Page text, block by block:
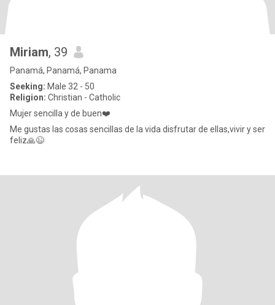
Miriam, 39
Panamá, Panamá, Panama
Seeking: Male 32 - 50
Religion: Christian - Catholic
Mujer sencilla y de buen❤️
Me gustas las cosas sencillas de la vida disfrutar de ellas,vivir y ser
feliz🙏😉